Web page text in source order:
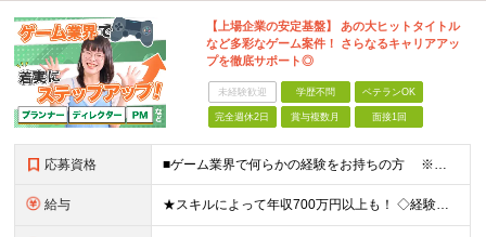
【上場企業の安定基盤】 あの大ヒットタイトル
など多彩なゲーム案件！ さらなるキャリアアッ
プを徹底サポート◎
未経験歓迎 学歴不問 ベテランOK
完全週休2日 賞与複数月 面接1回
応募資格 ■ゲーム業界で何らかの経験をお持ちの方 ※直近のご経歴がゲーム業界の方は面接確約 ※下記のような業界で実務経験をお持ちの方もスキルを活かせます。 （アニメ・マンガ・テレビ・配信・映像・Webおよ
給与 ★スキルによって年収700万円以上も！ ◇経験者 月給23万円～70万円+残業代+賞与 ◇未経験者 月給21万円以上+残業代+賞与 ※経験・スキル・年齢などを考慮の上、当社規定により決定(詳細は